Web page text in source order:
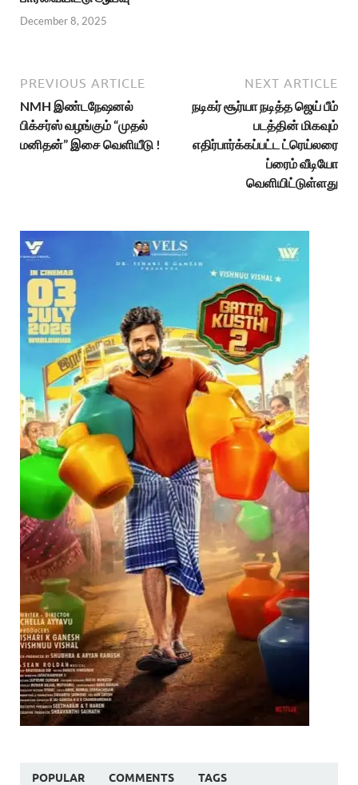
December 8, 2025
PREVIOUS ARTICLE
NMH இண்டநேஷனல்
பிக்சர்ஸ் வழங்கும் “முதல்
மனிதன்” இசை வெளியீடு !
NEXT ARTICLE
நடிகர் சூர்யா நடித்த ஜெய் பீம்
படத்தின் மிகவும்
எதிர்பார்க்கப்பட்ட ட்ரெய்லரை
ப்ரைம் வீடியோ
வெளியிட்டுள்ளது
POPULAR COMMENTS TAGS